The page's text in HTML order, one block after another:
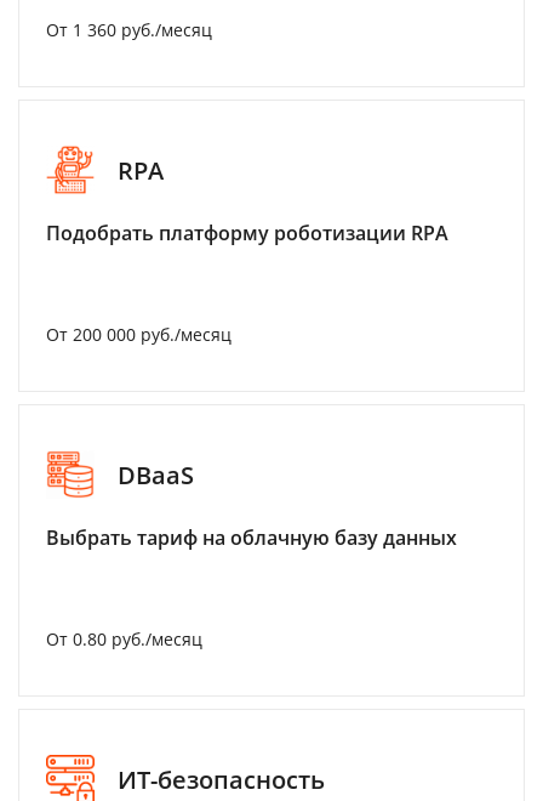
От 1 360 руб./месяц
RPA
Подобрать платформу роботизации RPA
От 200 000 руб./месяц
DBaaS
Выбрать тариф на облачную базу данных
От 0.80 руб./месяц
ИТ-безопасность